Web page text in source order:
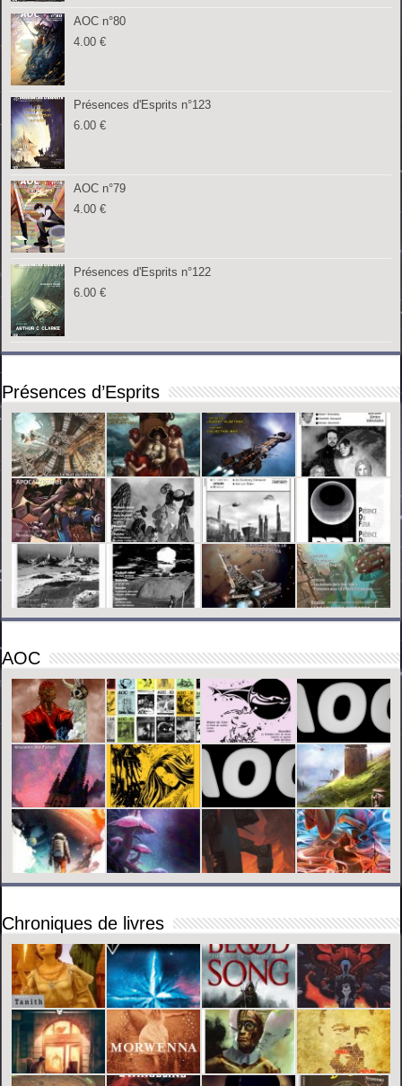
AOC n°80
4.00€
Présences d'Esprits n°123
6.00€
AOC n°79
4.00€
Présences d'Esprits n°122
6.00€
Présences d’Esprits
AOC
Chroniques de livres